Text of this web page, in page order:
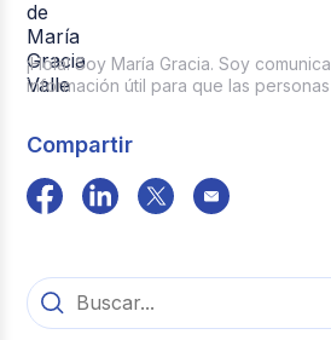
¡Hola! Soy María Gracia. Soy
información útil para que las
Compartir